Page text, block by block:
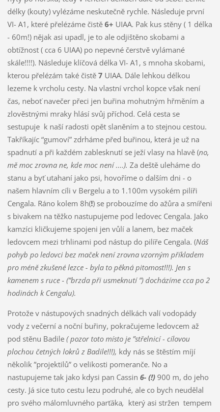
délky (kouty) vylézáme neskutečně rychle. Následuje první
VI- A1, které přelézáme čistě 6+ UIAA. Pak kus stěny ( 1 délka
- 60m!) nějak asi upadl, je to ale odjištěno skobami a
obtížnost ( cca 6 UIAA) po nepevné čerstvě vylámané
skále!!!!). Následuje klíčová délka VI- A1, s mnoha skobami,
kterou přelézám také čistě 7 UIAA. Dále lehkou délkou
lezeme k vrcholu cesty. Na vlastní vrchol kopce však není
čas, neboť navečer přeci jen buřina mohutným hřměním a
zlověstnými mraky hlásí svůj příchod. Celá cesta se
sestupuje k naší radosti opět slaněním a to stejnou cestou.
Takříkajíc “gumoví” zdrháme před buřinou, která je už na
spadnutí a při každém zablesknutí se ježí vlasy na hlavě (no,
mě moc zrovna ne, kde moc není ....). Za deště uleháme do
stanu a byť utahaní jako psi, hovoříme o dalším dni - o
našem hlavním cíli v Bergelu a to 1.100m vysokém pilíři
Cengala. Ráno kolem 8h(!) se probouzíme do ažůra a smířeni
s bivakem na těžko nastupujeme pod ledovec Cengala. Jako
kamzíci kličkujeme spojeni jen vůlí a lanem, bez maček
ledovcem mezi trhlinami pod nástup do pilíře Cengala. (Náš
pohyb po ledovci bez maček není zrovna vzorným příkladem
pro méně zkušené lezce - byla to pěkná pitomost!!!). Jen s
kamenem s ruce - (”brzda při usmeknutí ”) docházíme cca po 2
hodinách k Cengalu).
Protože v nástupových snadných délkách valí vodopády
vody z večerní a noční buřiny, pokračujeme ledovcem až
pod stěnu Badile ( pozor toto místo je ”střelnicí - cílovou
plochou četných lokrů z Badile!!!), kdy nás se štěstím míjí
několik ”projektilů” o velikosti pomeranče. No a
nastupujeme tak jako kdysi pan Cassin 6- (!)900 m, do jeho
cesty. Já sice tuto cestu lezu podruhé, ale co bych neudělal
pro svého málomluvného parťáka, který asi stržen tempem